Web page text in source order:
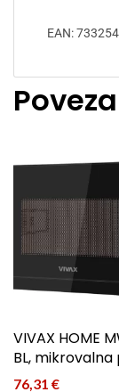
EAN:
VIVAX HOME
BL,
76,31 €